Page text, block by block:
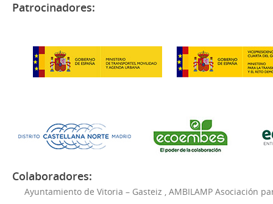
Patrocinadores:
Colaboradores:
Ayuntamiento de Vitoria – Gasteiz AMBILAMP Asociación